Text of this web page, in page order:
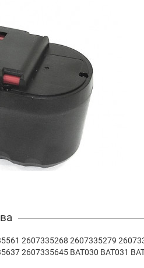
2607335268 2607335279
2607335645 BAT030 BAT031